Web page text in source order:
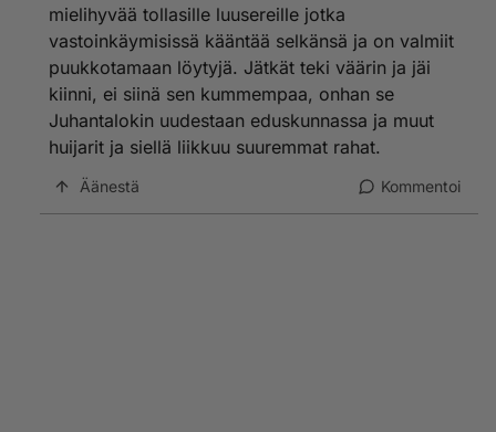
mielihyvää tollasille luusereille jotka
vastoinkäymisissä kääntää selkänsä ja on valmiit
puukkotamaan löytyjä. Jätkät teki väärin ja jäi
kiinni, ei siinä sen kummempaa, onhan se
Juhantalokin uudestaan eduskunnassa ja muut
huijarit ja siellä liikkuu suuremmat rahat.
Äänestä Kommentoi